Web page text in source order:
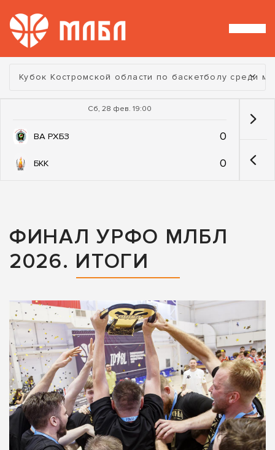
Турнир:
Кубок Костромской области по баскетболу среди
Сб, 28 фев. 19:00
ВА РХБЗ 0
БКК 0
ФИНАЛ УРФО МЛБЛ
2026. ИТОГИ